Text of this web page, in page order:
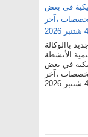
باالوكالة
الأنشطة
في بعض
،آخر